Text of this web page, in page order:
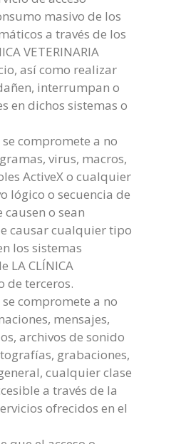
masivo de los
a través de los
VETERINARIA
así como realizar
interrumpan o
en dichos sistemas o
compromete a no
virus, macros,
ActiveX o cualquier
lógico o secuencia de
o sean
causar cualquier tipo
los sistemas
LA CLÍNICA
de terceros.
compromete a no
mensajes,
archivos de sonido
grabaciones,
cualquier clase
a través de la
ofrecidos en el